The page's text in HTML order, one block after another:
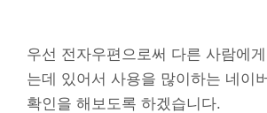
우선 전자우편으로써 다른 사람에
는데 있어서 사용을 많이하는 네이
확인을 해보도록 하겠습니다.